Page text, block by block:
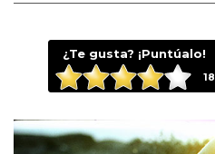
¿Te gusta? ¡Puntúalo!
18